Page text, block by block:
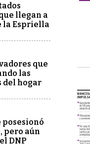
llegan a
la Espriella
que
las
del hogar
posesionó
pero aún
DNP